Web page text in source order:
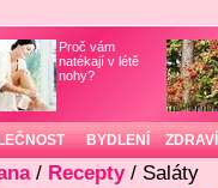
Proč vám
natékají v létě
nohy?
BYDLENÍ ZDRAVÍ
/ Recepty/ Saláty